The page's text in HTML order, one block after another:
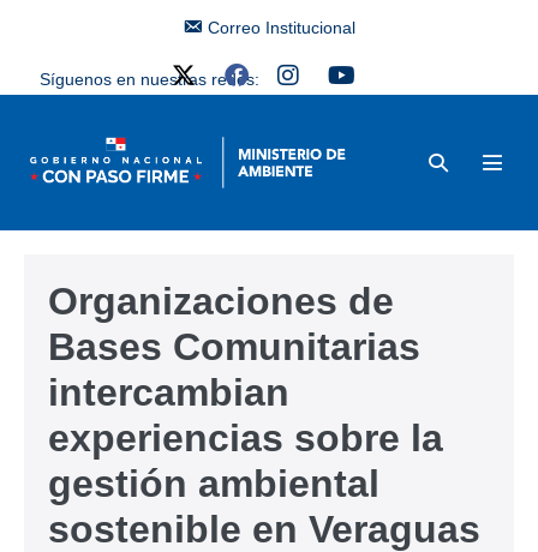
Correo Institucional
Síguenos en nuestras redes:
Organizaciones de
Bases Comunitarias
intercambian
experiencias sobre la
gestión ambiental
sostenible en Veraguas